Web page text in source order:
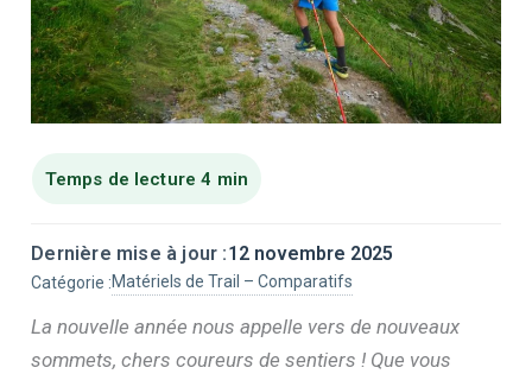
Dernière mise à jour :12 novembre 2025
Catégorie :Matériels de Trail – Comparatifs
La nouvelle année nous appelle vers de nouveaux
sommets, chers coureurs de sentiers ! Que vous